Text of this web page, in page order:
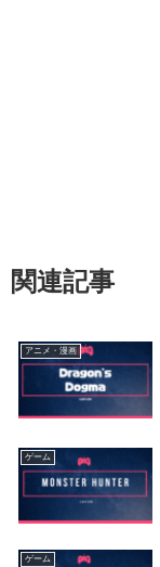
関連記事
アニメ・漫画
ゲーム
ゲーム